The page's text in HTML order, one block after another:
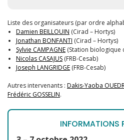
Liste des organisateurs (par ordre
Damien BEILLOUIN (Cirad – Hortys)
Jonathan BONFANTI (Cirad – Hortys)
Sylvie CAMPAGNE (Station biologique
Nicolas CASAJUS (FRB-Cesab)
Joseph LANGRIDGE (FRB-Cesab)
Autres intervenants : Dakis-Yaoba
Frédéric GOSSELIN.
INFORMATIONS